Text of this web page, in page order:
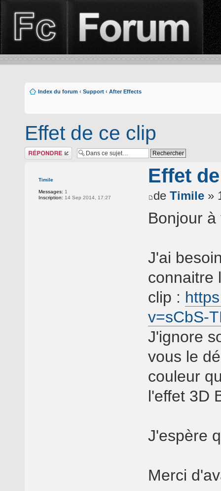
Index du forum ‹ Support ‹ After Effects
Effet de ce clip
Répondre
Timile
Messages: 1
Inscription: 14 Sep 2014, 17:27
Effet
de Timile »
Bonjour à
J'ai
connaitre
clip :
v=sCbS-
J'ignore
vous le
couleur
l'effet 3D
J'espère
Merci